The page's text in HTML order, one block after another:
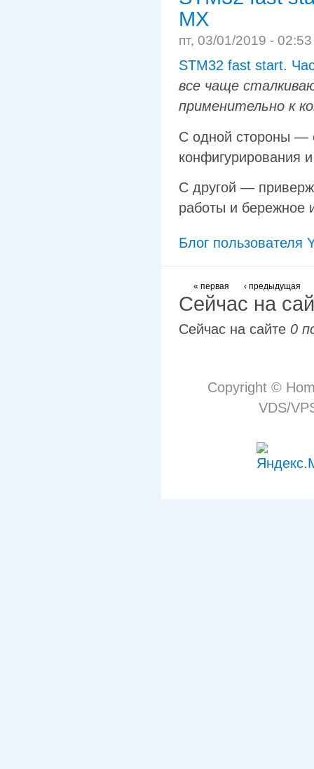
MX
пт, 03/01/2019 -
STM32 fast start.
все чаще
применительно к
С одной стороны —
конфигурирования
С другой —
работы и бережное
Блог пользователя
« первая ‹ предыдущая
Сейчас на
Сейчас на сайте 0
Copyright ©
VDS/